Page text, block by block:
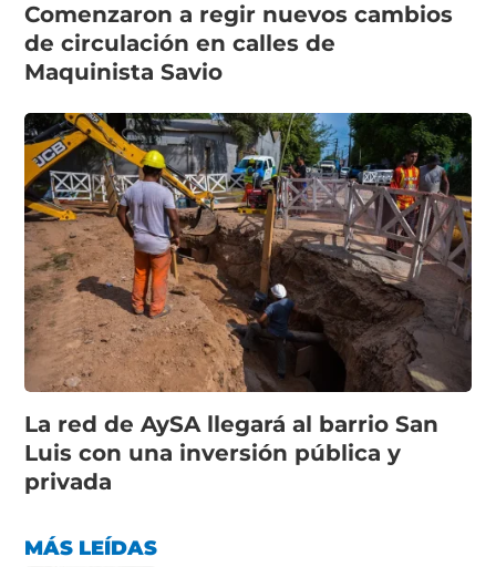
Comenzaron a regir nuevos cambios
de circulación en calles de
Maquinista Savio
La red de AySA llegará al barrio San
Luis con una inversión pública y
privada
MÁS LEÍDAS